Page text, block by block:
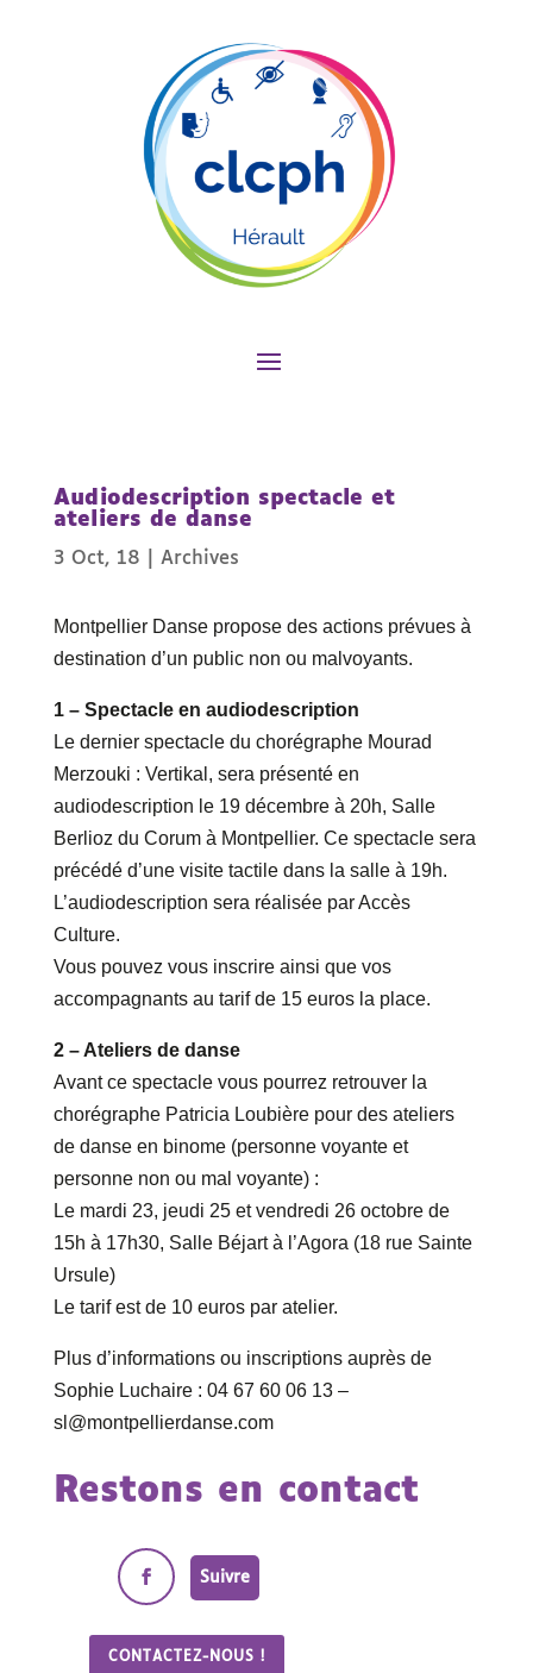
Audiodescription spectacle et
ateliers de danse
3 Oct, 18 Archives
Montpellier Danse propose des actions prévues à
destination d’un public non ou malvoyants.
1 – Spectacle en audiodescription
Le dernier spectacle du chorégraphe Mourad
Merzouki : Vertikal, sera présenté en
audiodescription le 19 décembre à 20h, Salle
Berlioz du Corum à Montpellier. Ce spectacle sera
précédé d’une visite tactile dans la salle à 19h.
L’audiodescription sera réalisée par Accès
Culture.
Vous pouvez vous inscrire ainsi que vos
accompagnants au tarif de 15 euros la place.
2 – Ateliers de danse
Avant ce spectacle vous pourrez retrouver la
chorégraphe Patricia Loubière pour des ateliers
de danse en binome (personne voyante et
personne non ou mal voyante) :
Le mardi 23, jeudi 25 et vendredi 26 octobre de
15h à 17h30, Salle Béjart à l’Agora (18 rue Sainte
Ursule)
Le tarif est de 10 euros par atelier.
Plus d’informations ou inscriptions auprès de
Sophie Luchaire : 04 67 60 06 13 –
sl@montpellierdanse.com
Restons en contact
Suivre
CONTACTEZ-NOUS !